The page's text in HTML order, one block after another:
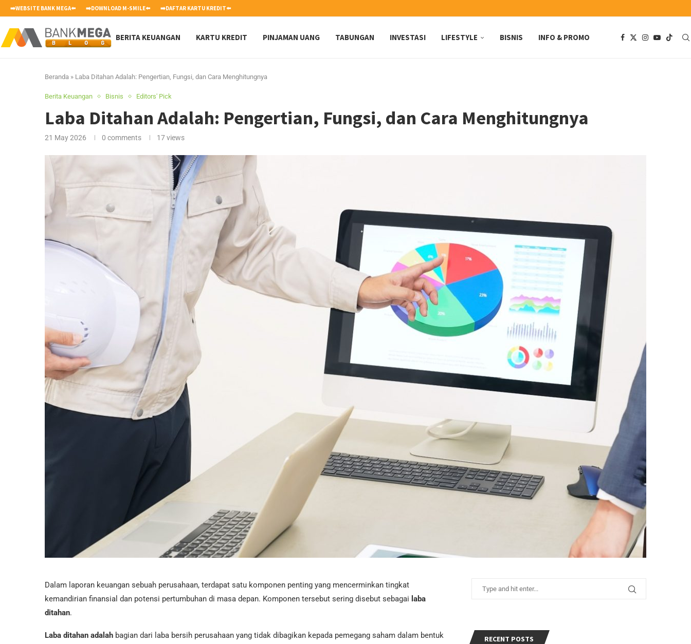
➡️WEBSITE BANK MEGA⬅️ ➡️DOWNLOAD M-SMILE⬅️ ➡️DAFTAR KARTU KREDIT⬅️
BERITA KEUANGAN KARTU KREDIT PINJAMAN UANG TABUNGAN INVESTASI LIFESTYLE BISNIS INFO & PROMO
Beranda » Laba Ditahan Adalah: Pengertian, Fungsi, dan Cara Menghitungnya
Berita Keuangan Bisnis Editors' Pick
Laba Ditahan Adalah: Pengertian, Fungsi, dan Cara Menghitungnya
21 May 2026 0 comments 17views
Dalam laporan keuangan sebuah perusahaan, terdapat satu komponen penting yang mencerminkan tingkat
kemandirian finansial dan potensi pertumbuhan di masa depan. Komponen tersebut sering disebut sebagai laba
ditahan.
Laba ditahan adalah bagian dari laba bersih perusahaan yang tidak dibagikan kepada pemegang saham dalam bentuk
RECENT POSTS